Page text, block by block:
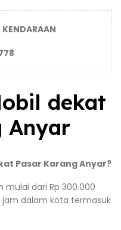
dekat
Anyar
Pasar Karang Anyar?
mulai dari Rp 300.000
dalam kota termasuk